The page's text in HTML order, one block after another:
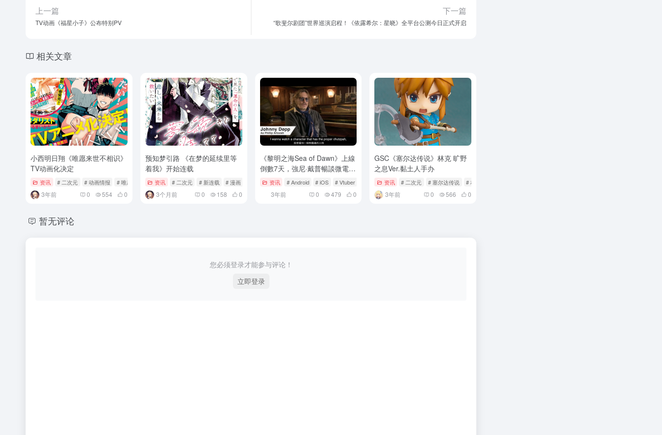
上一篇
TV动画《福星小子》公布特别PV
下一篇
“歌斐尔剧团”世界巡演启程！《依露希尔：星晓》全平台公测今日正式开启
相关文章
小西明日翔《唯愿来世不相识》
TV动画化决定
资讯 # 二次元 # 动画情报 # 唯愿来世不相识
3年前 0 554 0
预知梦引路 《在梦的延续里等
着我》开始连载
资讯 # 二次元 # 新连载 # 漫画
3个月前 0 158 0
《黎明之海Sea of Dawn》上線
倒數7天，強尼·戴普暢談微電影
拍攝理念
资讯 # Android # iOS # Vtuber
3年前 0 479 0
GSC《塞尔达传说》林克 旷野
之息Ver.黏土人手办
资讯 # 二次元 # 塞尔达传说 # 林克
3年前 0 566 0
暂无评论
您必须登录才能参与评论！
立即登录